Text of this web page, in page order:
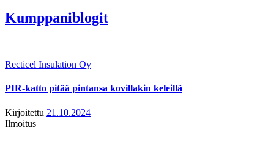
Kumppaniblogit
Recticel Insulation Oy
PIR-katto pitää pintansa kovillakin keleillä
Kirjoitettu 21.10.2024
Ilmoitus